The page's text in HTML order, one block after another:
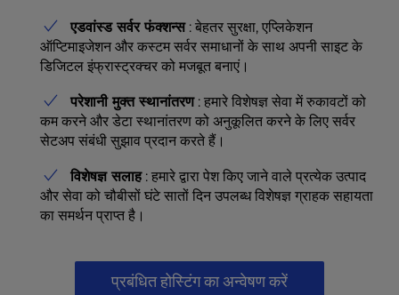
एडवांस्ड सर्वर फंक्शन्स: बेहतर सुरक्षा, एप्लिकेशन
ऑप्टिमाइजेशन और कस्टम सर्वर समाधानों के साथ अपनी साइट के
डिजिटल इंफ्रास्ट्रक्चर को मजबूत बनाएं।
परेशानी मुक्त स्थानांतरण: हमारे विशेषज्ञ सेवा में रुकावटों को
कम करने और डेटा स्थानांतरण को अनुकूलित करने के लिए सर्वर
सेटअप संबंधी सुझाव प्रदान करते हैं।
विशेषज्ञ सलाह: हमारे द्वारा पेश किए जाने वाले प्रत्येक उत्पाद
और सेवा को चौबीसों घंटे सातों दिन उपलब्ध विशेषज्ञ ग्राहक सहायता
का समर्थन प्राप्त है।
प्रबंधित होस्टिंग का अन्वेषण करें